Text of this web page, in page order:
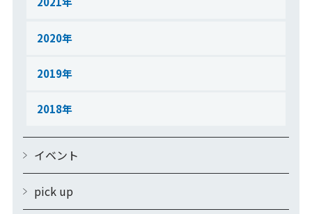
2020
2019
2018
イベント
pick up